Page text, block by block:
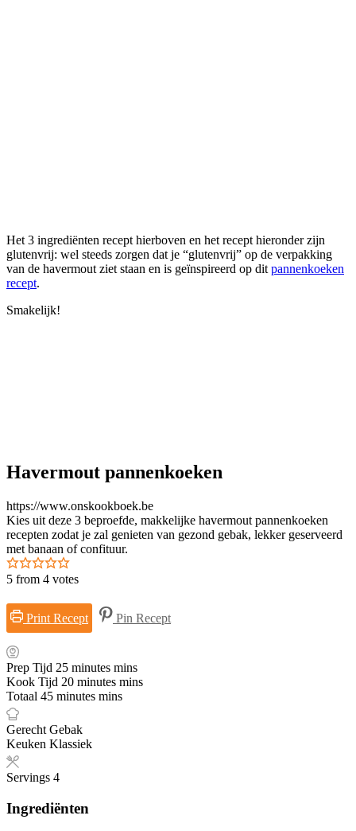
Het 3 ingrediënten recept hierboven en het recept hieronder zijn
glutenvrij: wel steeds zorgen dat je “glutenvrij” op de verpakking
van de havermout ziet staan en is geïnspireerd op dit pannenkoeken
recept.
Smakelijk!
Havermout pannenkoeken
https://www.onskookboek.be
Kies uit deze 3 beproefde, makkelijke havermout pannenkoeken
recepten zodat je zal genieten van gezond gebak, lekker geserveerd
met banaan of confituur.
5 from 4 votes
Print Recept Pin Recept
Prep Tijd 25 minutes mins
Kook Tijd 20 minutes mins
Totaal 45 minutes mins
Gerecht Gebak
Keuken Klassiek
Servings 4
Ingrediënten